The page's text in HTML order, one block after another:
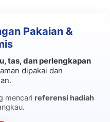
Pakaian &
tas, dan perlengkapan
dipakai dan
mencari referensi hadiah